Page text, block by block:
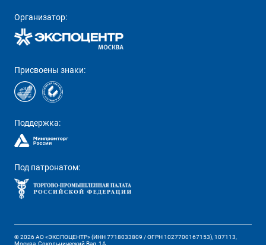
Организатор:
Присвоены знаки:
Поддержка:
Под патронатом:
© 2026 АО «ЭКСПОЦЕНТР» (ИНН 7718033809 / ОГРН 1027700167153), 107113,
Москва, Сокольнический Вал, 1А